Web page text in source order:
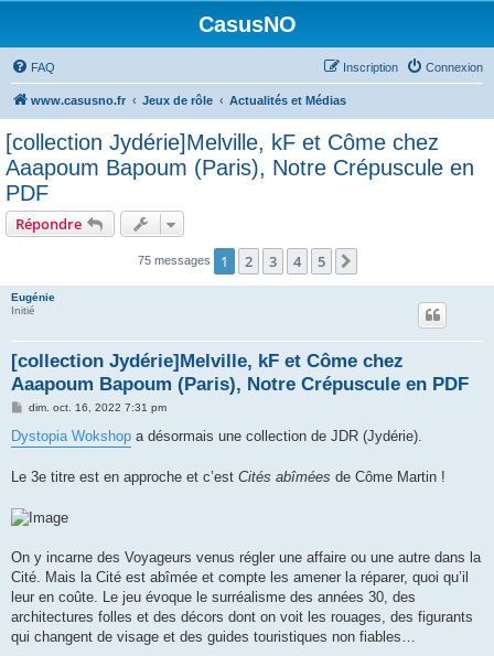
CasusNO
FAQ Connexion
Inscription
www.casusno.fr Jeux de rôle Actualités et Médias
[collection Jydérie]Melville, kF et Côme chez
Aaapoum Bapoum (Paris), Notre Crépuscule en
PDF
Répondre
75 messages 1 2 3 4 5
Eugénie
Initié
[collection Jydérie]Melville, kF et Côme chez
Aaapoum Bapoum (Paris), Notre Crépuscule en PDF
M
s
s
g
e
dim. oct. 16, 2022 7:31 pm
Dystopia Wokshop a désormais une collection de JDR (Jydérie).
Le 3e titre est en approche et c’est Cités abîmées de Côme Martin !
On y incarne des Voyageurs venus régler une affaire ou une autre dans la
Cité. Mais la Cité est abîmée et compte les amener la réparer, quoi qu’il
leur en coûte. Le jeu évoque le surréalisme des années 30, des
architectures folles et des décors dont on voit les rouages, des figurants
qui changent de visage et des guides touristiques non fiables…